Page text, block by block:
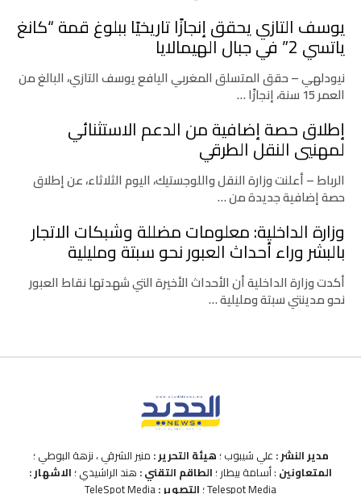
يوسف التازي يحقق إنجازًا تاريخيًا ببلوغ قمة “كانغ
ياتسي 2” في جبال الهيمالايا
نيودلهي – حقق المتسلق المغربي اليافع يوسف التازي، البالغ من
العمر 15 سنة، إنجازًا …
إطلاق حصة إضافية من الدعم الاستثنائي
لمهنيي النقل الطرقي
الرباط – أعلنت وزارة النقل واللوجستيك، اليوم الثلاثاء، عن إطلاق
حصة إضافية جديدة من …
وزارة الداخلية: معلومات مضللة وشبكات الاتجار
بالبشر وراء أحداث العبور نحو سبتة ومليلية
أكدت وزارة الداخلية أن الأحداث الأخيرة التي شهدتها نقاط العبور
نحو مدينتي سبتة ومليلية …
مدير النشر : علي شيبوب ؛ هيئة التحرير : منير الشرقي ، نزهة البوطي ؛
المتعاونين : أسامة بيطار ؛ الطاقم التقني : هند الراشيدي ؛ الاشهار :
Telespot Media ؛ التصوير :TeleSpot Media